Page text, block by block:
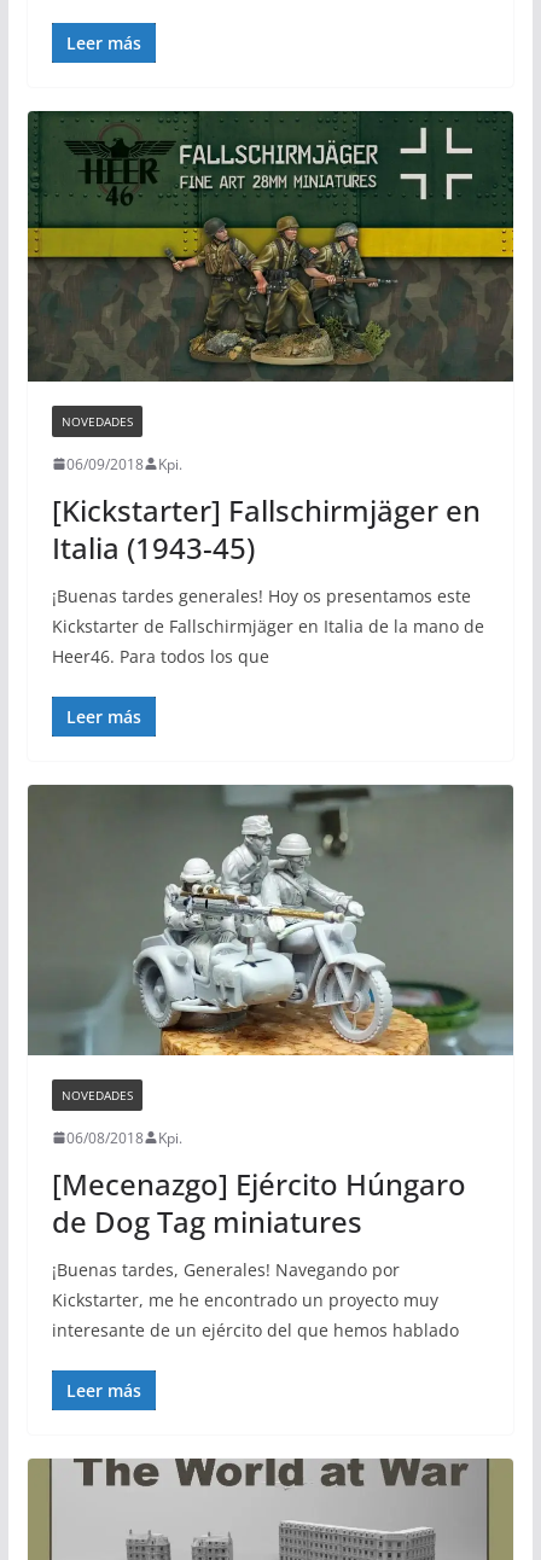
Leer más
NOVEDADES
06/09/2018 Kpi.
[Kickstarter] Fallschirmjäger en
Italia (1943-45)
¡Buenas tardes generales! Hoy os presentamos este
Kickstarter de Fallschirmjäger en Italia de la mano de
Heer46. Para todos los que
Leer más
NOVEDADES
06/08/2018 Kpi.
[Mecenazgo] Ejército Húngaro
de Dog Tag miniatures
¡Buenas tardes, Generales! Navegando por
Kickstarter, me he encontrado un proyecto muy
interesante de un ejército del que hemos hablado
Leer más